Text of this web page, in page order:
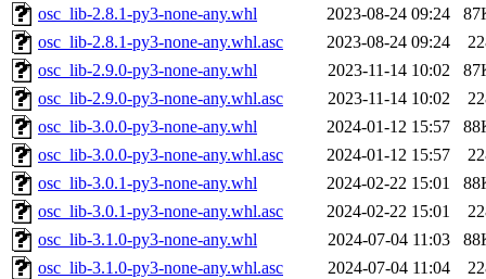
osc_lib-2.8.1-py3-none-any.whl
2023-08-24 09:24
osc_lib-2.8.1-py3-none-any.whl.asc
2023-08-24 09:24
osc_lib-2.9.0-py3-none-any.whl
2023-11-14 10:02
osc_lib-2.9.0-py3-none-any.whl.asc
2023-11-14 10:02
osc_lib-3.0.0-py3-none-any.whl
2024-01-12 15:57
osc_lib-3.0.0-py3-none-any.whl.asc
2024-01-12 15:57
osc_lib-3.0.1-py3-none-any.whl
2024-02-22 15:01
osc_lib-3.0.1-py3-none-any.whl.asc
2024-02-22 15:01
osc_lib-3.1.0-py3-none-any.whl
2024-07-04 11:03
osc_lib-3.1.0-py3-none-any.whl.asc
2024-07-04 11:04